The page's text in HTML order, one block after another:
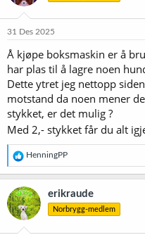
31 Des 2025
Å kjøpe boksmaskin er å
har plas til å lagre noen
Dette ytret jeg nettopp
motstand da noen mener
stykket, er det mulig ?
Med 2,- stykket får du alt
R
e
a
k
s
j
o
HenningPP
erikraude
Norbrygg-medlem